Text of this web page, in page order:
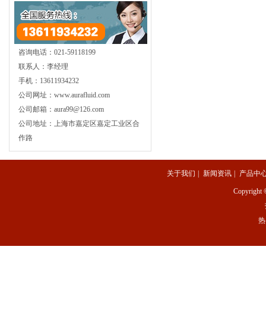
咨询电话：021-59118199
联系人：李经理
手机：13611934232
公司网址：www.aurafluid.com
公司邮箱：aura99@126.com
公司地址：上海市嘉定区嘉定工业区合
作路
关于我们 新闻资讯 产品中
Copyright